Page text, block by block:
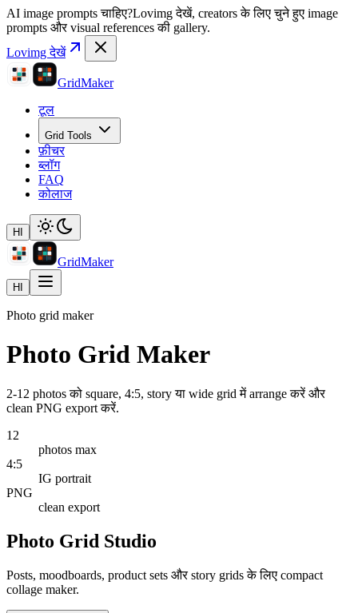
AI image prompts चाहिए?Lovimg देखें, creators के लिए चुने हुए image
prompts और visual references की gallery.
Lovimg देखें
GridMaker
टूल
Grid Tools
फ़ीचर
ब्लॉग
FAQ
कोलाज
HI
GridMaker
HI
Photo grid maker
Photo Grid Maker
2-12 photos को square, 4:5, story या wide grid में arrange करें और
clean PNG export करें.
12
photos max
4:5
IG portrait
PNG
clean export
Photo Grid Studio
Posts, moodboards, product sets और story grids के लिए compact
collage maker.